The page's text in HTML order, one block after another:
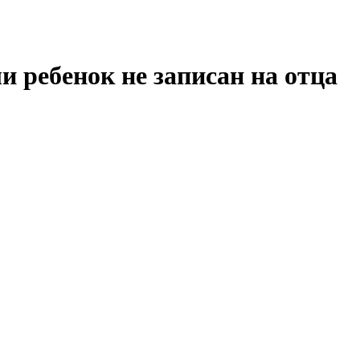
ребенок не записан на отца